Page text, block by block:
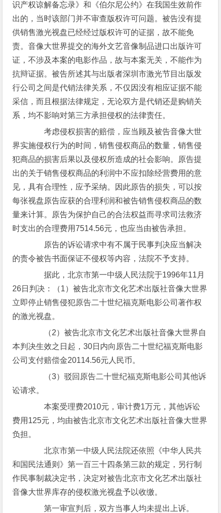
识产权谅解备忘录》和《伯尔尼公约》在我国生效前作
出的，当时该部门并不审查版权许可问题。被告没有提
供销售激光视盘已经经过版权许可的证据，故不能免
责。音像大世界提交的海外文艺音像制品进口出版许可
证，不涉及本案的电影作品，故与本案无关，不能作为
抗辩证据。被告所述其与出版者深圳市激光节目出版发
行公司之间是代销法律关系，不仅因没有相应证据不能
采信，而且根据法律规定，无论双方是代销还是购销关
系，均不影响对第三方承担侵权的法律责任。
考虑侵权损害的赔偿，应当顾及被告音像大世
界实施侵权行为的时间，销售侵权商品的数量，销售侵
犯商品的损害后果以及侵权所造成的社会影响。原告提
出的关于销售侵权商品的利润中不应扣除经营费用的意
见，具有合理性，应予采纳。因此原告的损失，可以按
每张视盘原告应获的合理利润和被告销售侵权商品的数
量来计算。原告为保护自己的合法权益而寻求司法救济
时支出的合理费用7514.56元，也应当由被告承担。
原告的诉讼请求中有不属于民事判决应当解决
的责令被告书面保证不侵权等内容，法院不予支持。
据此，北京市第一中级人民法院于1996年11月
26日判决：（1）被告北京市文化艺术出版社音像大世界
立即停止销售侵犯原告二十世纪福克斯电影公司著作权
的激光视盘。
（2）被告北京市文化艺术出版社音像大世界自
本判决生效之日起，30日内向原告二十世纪福克斯电影
公司支付赔偿金20114.56元人民币。
（3）驳回原告二十世纪福克斯电影公司其他诉
讼请求。
本案受理费2010元，审计费1万元，其他诉讼
费用125元，均由被告北京市文化艺术出版社音像大世界
负担。
北京市第一中级人民法院还依照《中华人民共
和国民法通则》第一百三十四条第三款的规定，另行制
作民事制裁决定书，决定对被告北京市文化艺术出版社
音像大世界库存的侵权激光视盘予以收缴。
第一审宣判后，双方当事人均未提出上诉。